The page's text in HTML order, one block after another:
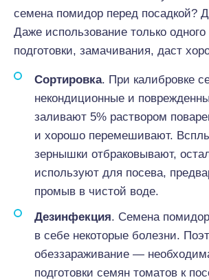
семена помидор перед посадкой?
Даже использование только одного
подготовки, замачивания, даст
Сортировка. При калибровке
некондиционные и
заливают 5% раствором
и хорошо перемешивают.
зернышки отбраковывают,
используют для посева,
промыв в чистой воде.
Дезинфекция. Семена
в себе некоторые болезни.
обеззараживание —
подготовки семян томатов к